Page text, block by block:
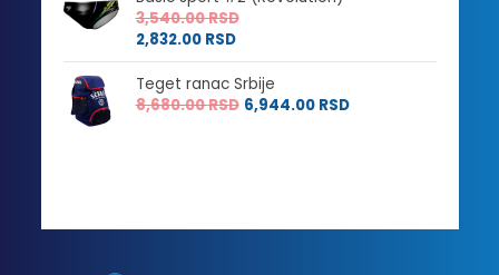
3,540.00RSD
2,832.00 RSD
Teget ranac Srbije
8,680.00RSD 6,944.00 RSD